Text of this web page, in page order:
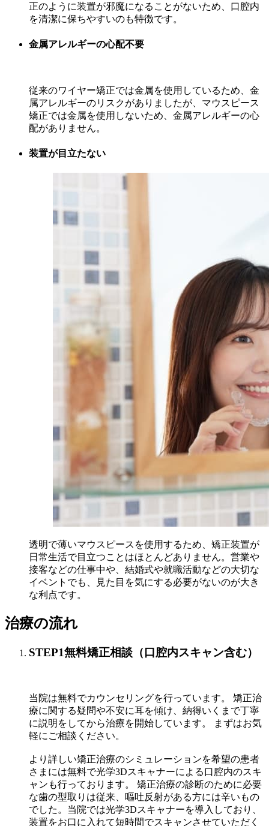
正のように装置が邪魔になることがないため、口腔内
を清潔に保ちやすいのも特徴です。
金属アレルギーの心配不要
従来のワイヤー矯正では金属を使用しているため、金
属アレルギーのリスクがありましたが、マウスピース
矯正では金属を使用しないため、金属アレルギーの心
配がありません。
装置が目立たない
透明で薄いマウスピースを使用するため、矯正装置が
日常生活で目立つことはほとんどありません。営業や
接客などの仕事中や、結婚式や就職活動などの大切な
イベントでも、見た目を気にする必要がないのが大き
な利点です。
治療の流れ
STEP1無料矯正相談（口腔内スキャン含む）
当院は無料でカウンセリングを行っています。 矯正治
療に関する疑問や不安に耳を傾け、納得いくまで丁寧
に説明をしてから治療を開始しています。 まずはお気
軽にご相談ください。
より詳しい矯正治療のシミュレーションを希望の患者
さまには無料で光学3Dスキャナーによる口腔内のスキ
ャンも行っております。 矯正治療の診断のために必要
な歯の型取りは従来、嘔吐反射がある方には辛いもの
でした。当院では光学3Dスキャナーを導入しており、
装置をお口に入れて短時間でスキャンさせていただく